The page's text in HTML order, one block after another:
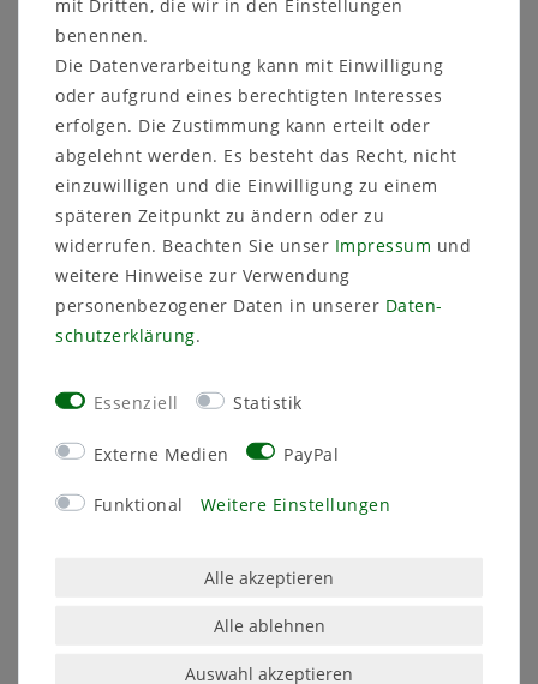
Stärkung des Immunsystems bekannt.
Darüber hinaus ist sie aber auch eine
wunderschöne Zierpflanze. Da Ihre Blütezeit in
den Spätsommer (ab Anfang August bis in den
Herbst) fällt, ist sie oft in Staudenpflanzungen
mit Namen wie „Indian Summer“ oder „Prärie
Summer“ anzutreffen.
Mit einer Höhe von ca. 1,20 m und den stark
auffallenden Blüten, sollte sie entweder Solitär
oder in das Zentrum einer Staudenpflanzung
nährstoffreichen und nicht zu trockenen Boden
vollkommen winterhart und kann sowohl im
Die Blüte ist sehr gut als Schnittblume
benennen.
Die Datenverarbeitung kann mit Einwilligung
oder aufgrund eines berechtigten Interesses
erfolgen. Die Zustimmung kann erteilt oder
abgelehnt werden. Es besteht das Recht, nicht
einzuwilligen und die Einwilligung zu einem
späteren Zeitpunkt zu ändern oder zu
widerrufen. Beachten Sie unser Impressum und
weitere Hinweise zur Verwendung
personenbezogener Daten in unserer Daten­
schutz­erklärung.
Essenziell Statistik
Externe Medien PayPal
Funktional Weitere Einstellungen
Alle akzeptieren
Alle ablehnen
Auswahl akzeptieren